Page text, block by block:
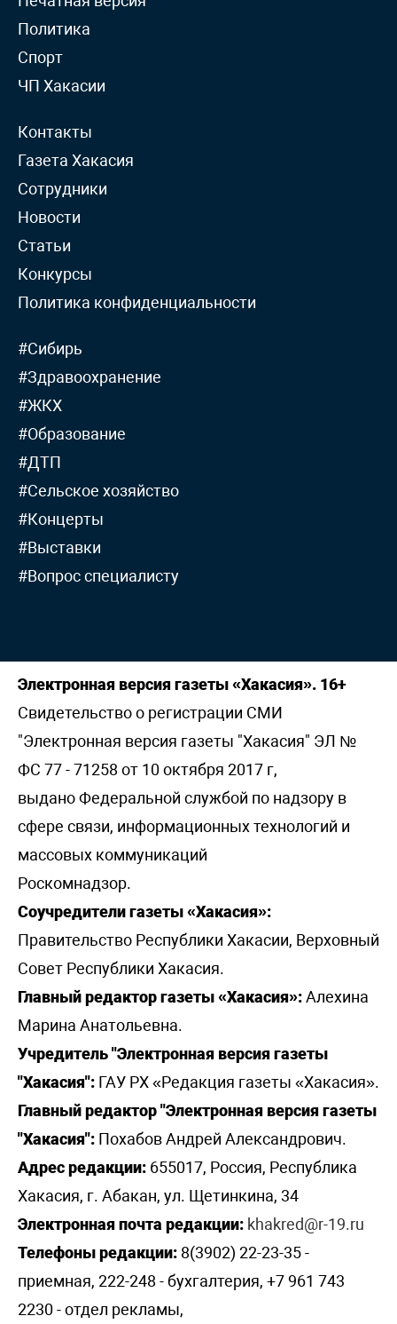
Политика
Спорт
ЧП Хакасии
Контакты
Газета Хакасия
Сотрудники
Новости
Статьи
Конкурсы
Политика конфиденциальности
#Сибирь
#Здравоохранение
#ЖКХ
#Образование
#ДТП
#Сельское хозяйство
#Концерты
#Выставки
#Вопрос специалисту
Электронная версия газеты «Хакасия». 16+
Свидетельство о регистрации СМИ
"Электронная версия газеты "Хакасия" ЭЛ №
ФС 77 - 71258 от 10 октября 2017 г,
выдано Федеральной службой по надзору в
сфере связи, информационных технологий и
массовых коммуникаций
Роскомнадзор.
Соучредители газеты «Хакасия»:
Правительство Республики Хакасии, Верховный
Совет Республики Хакасия.
Главный редактор газеты «Хакасия»:Алехина
Марина Анатольевна.
Учредитель "Электронная версия газеты
"Хакасия": ГАУ РХ «Редакция газеты «Хакасия».
Главный редактор "Электронная версия газеты
"Хакасия": Похабов Андрей Александрович.
Адрес редакции: 655017, Россия, Республика
Хакасия, г. Абакан, ул. Щетинкина, 34
Электронная почта редакции: khakred@r-19.ru
Телефоны редакции: 8(3902) 22-23-35 -
приемная, 222-248 - бухгалтерия, +7 961 743
2230 - отдел рекламы,